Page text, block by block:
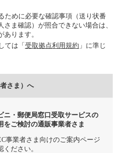
ために必要な確認事項（送り状番
ま確認）が照合できない場合は、
ります。
ては「受取拠点利用規約 」に準じ
さま）へ
ニ・郵便局窓口受取サービスの
をご検討の通販事業者さま
事業者さま向けのご案内ページ
ください。